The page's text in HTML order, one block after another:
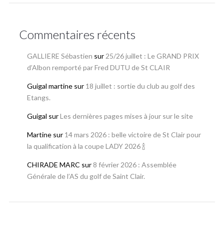
Commentaires récents
GALLIERE Sébastien sur 25/26 juillet : Le GRAND PRIX
d’Albon remporté par Fred DUTU de St CLAIR
Guigal martinesur 18 juillet : sortie du club au golf des
Etangs.
Guigal surLes dernières pages mises à jour sur le site
Martinesur 14 mars 2026 : belle victoire de St Clair pour
la qualification à la coupe LADY 2026 🍾
CHIRADE MARC sur 8 février 2026 : Assemblée
Générale de l’AS du golf de Saint Clair.